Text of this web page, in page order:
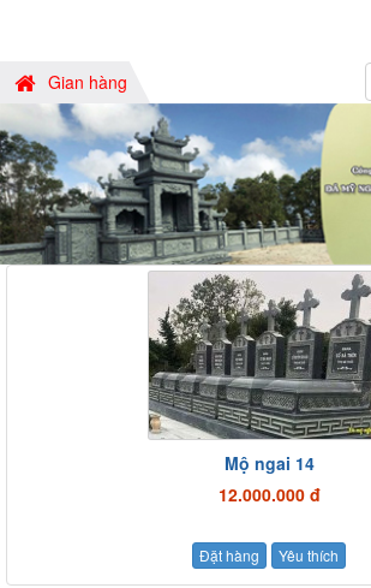
Gian hàng
Mộ ngai 14
12.000.000 đ
Đặt hàng Yêu thích